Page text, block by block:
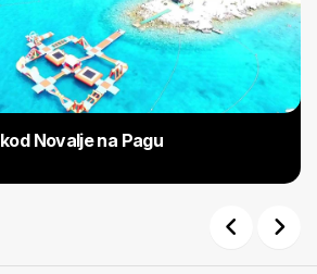
Novalje na Pagu